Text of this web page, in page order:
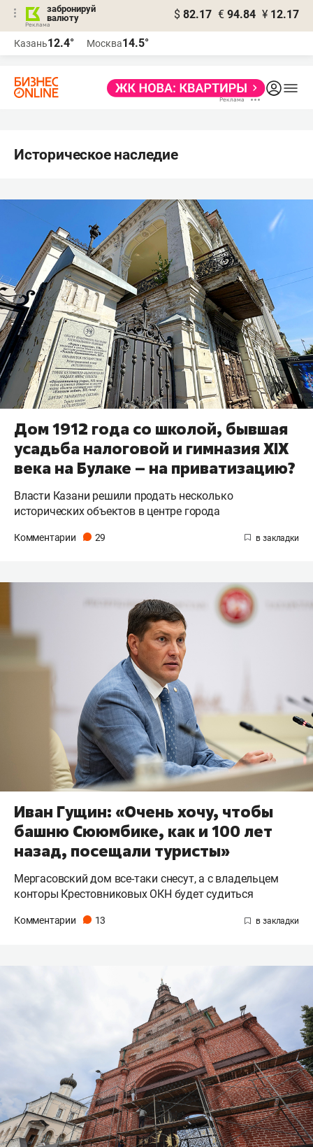
забронируй
валюту
$ 82.17 € 94.84 ¥ 12.17
Казань12.4° Москва14.5°
Историческое наследие
Дом 1912 года со школой, бывшая
усадьба налоговой и гимназия XIX
века на Булаке – на приватизацию?
Власти Казани решили продать несколько
исторических объектов в центре города
Комментарии 29
Иван Гущин: «Очень хочу, чтобы
башню Сююмбике, как и 100 лет
назад, посещали туристы»
Мергасовский дом все-таки снесут, а с владельцем
конторы Крестовниковых ОКН будет судиться
Комментарии 13